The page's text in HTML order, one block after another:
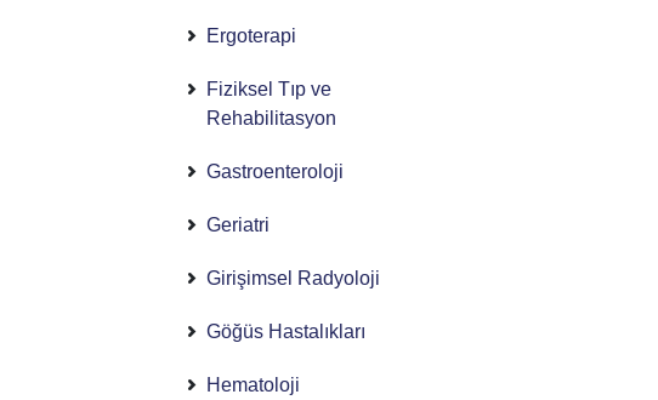
Ergoterapi
Fiziksel Tıp ve
Rehabilitasyon
Gastroenteroloji
Geriatri
Girişimsel Radyoloji
Göğüs Hastalıkları
Hematoloji